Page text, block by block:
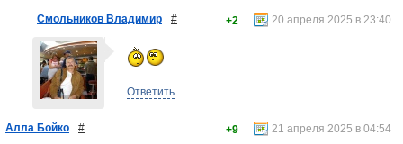
Смольников Владимир # 20 апреля 2025 в 23:40
+2
Ответить
Алла Бойко # 21 апреля 2025 в 04:54
+9